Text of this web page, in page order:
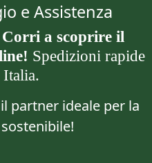
e Assistenza
Corri a scoprire il
Spedizioni rapide
partner ideale per la